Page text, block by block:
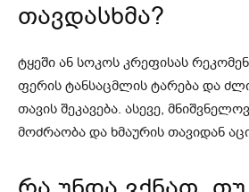
თავდასხმა?
ტყეში ან სოკოს კრეფისას
ფერის ტანსაცმლის ტარება და
თავის შეკავება. ასევე,
მოძრაობა და ხმაურის თავიდან